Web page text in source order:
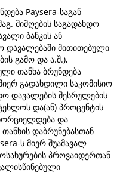
Paysera-საგან
მიმღების საგადახდო
ბანკის ან
დავალებაში მითითებული
გამო და ა.შ.),
თანხა ბრუნდება
გადახდილი საკომისიო
დავალების შესრულების
და(ან) პროცენტის
და
დაბრუნებასთან
ს მიერ შუამავალ
პროვაიდერთან